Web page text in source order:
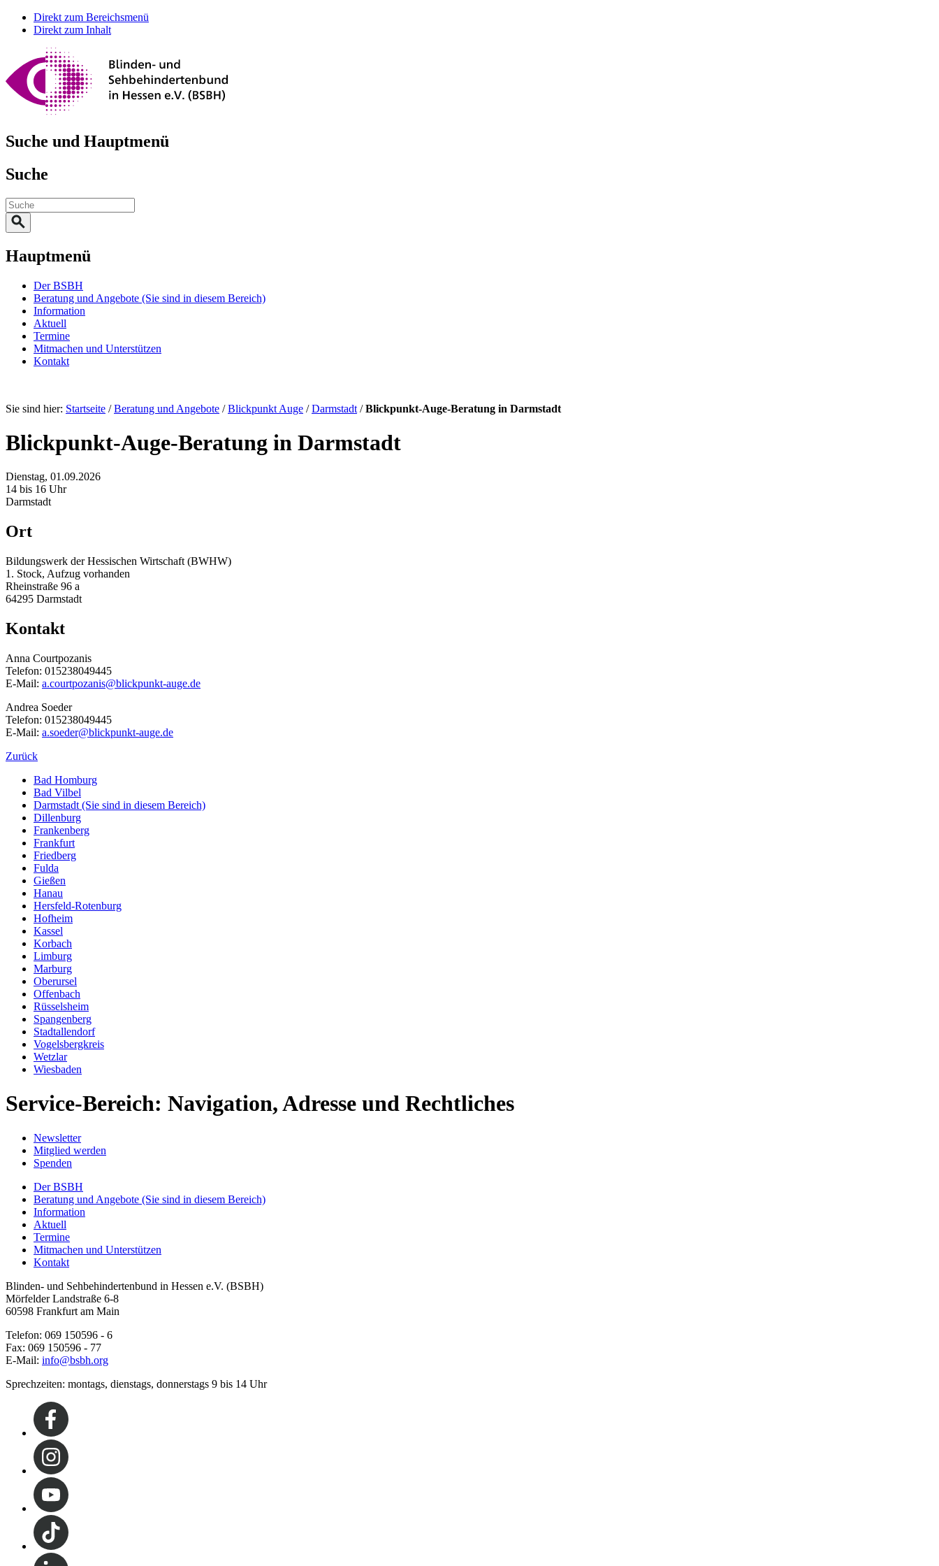
Direkt zum Bereichsmenü
Direkt zum Inhalt
Suche und Hauptmenü
Suche
Hauptmenü
Der BSBH
Beratung und Angebote (Sie sind in diesem Bereich)
Information
Aktuell
Termine
Mitmachen und Unterstützen
Kontakt
Sie sind hier: Startseite / Beratung und Angebote /Blickpunkt Auge /Darmstadt /Blickpunkt-Auge-Beratung in Darmstadt
Blickpunkt-Auge-Beratung in Darmstadt
Dienstag, 01.09.2026
14 bis 16 Uhr
Darmstadt
Ort
Bildungswerk der Hessischen Wirtschaft (BWHW)
1. Stock, Aufzug vorhanden
Rheinstraße 96 a
64295 Darmstadt
Kontakt
Anna Courtpozanis
Telefon: 015238049445
E-Mail: a.courtpozanis@blickpunkt-auge.de
Andrea Soeder
Telefon: 015238049445
E-Mail: a.soeder@blickpunkt-auge.de
Zurück
Bad Homburg
Bad Vilbel
Darmstadt (Sie sind in diesem Bereich)
Dillenburg
Frankenberg
Frankfurt
Friedberg
Fulda
Gießen
Hanau
Hersfeld-Rotenburg
Hofheim
Kassel
Korbach
Limburg
Marburg
Oberursel
Offenbach
Rüsselsheim
Spangenberg
Stadtallendorf
Vogelsbergkreis
Wetzlar
Wiesbaden
Service-Bereich: Navigation, Adresse und Rechtliches
Newsletter
Mitglied werden
Spenden
Der BSBH
Beratung und Angebote (Sie sind in diesem Bereich)
Information
Aktuell
Termine
Mitmachen und Unterstützen
Kontakt
Blinden- und Sehbehindertenbund in Hessen e.V. (BSBH)
Mörfelder Landstraße 6-8
60598 Frankfurt am Main
Telefon: 069 150596 - 6
Fax: 069 150596 - 77
E-Mail: info@bsbh.org
Sprechzeiten: montags, dienstags, donnerstags 9 bis 14 Uhr